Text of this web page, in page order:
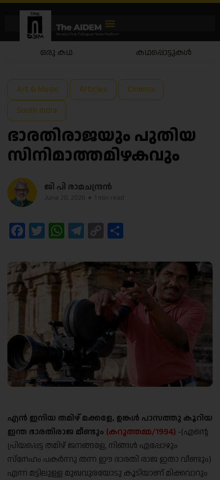
കഥപ്പൊട്ടുകൾ കഥയാട്ടം
Art & Music Articles
Cinema
South India
ഭാരതിരാജയും പുതിയ
സിനിമാത്തമിഴകവും
ജി പി രാമചന്ദ്രന്‍
Facebook
Twitter
WhatsApp
Telegram
Copy
Link
എന്‍ ഇനിയ തമിഴ് മക്കളേ, ഉങ്കള്‍ പാസത്തു കൂറിയ
ഇന്ത ഭാരതിരാജ മീണ്ടും (കറുത്തമ്മ/1994) -(എന്റെ
പ്രിയപ്പെട്ട തമിഴ് ജനങ്ങളേ, നിങ്ങള്‍ എപ്പോഴും
സ്‌നേഹം പകര്‍ന്നു തന്ന ഈ ഭാരതി രാജ ഇതാ വീണ്ടും)
എന്ന മട്ടിലുള്ള മുഖവുരയോടു കൂടിയാണ് മിക്കവാറും